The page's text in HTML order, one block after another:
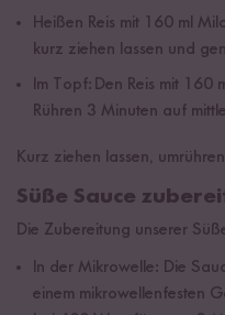
Heißen Reis mit 160 ml
kurz ziehen lassen und
Im Topf: Den Reis mit
Rühren 3 Minuten auf
Kurz ziehen lassen,
Süße Sauce
Die Zubereitung unserer
In der Mikrowelle: Die
einem mikrowellenfesten